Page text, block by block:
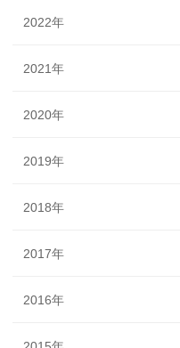
2022年
2021年
2020年
2019年
2018年
2017年
2016年